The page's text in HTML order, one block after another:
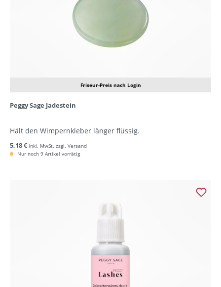
Friseur-Preis nach Login
Peggy Sage Jadestein
Hält den Wimpernkleber länger flüssig.
5,18 € inkl. MwSt. zzgl. Versand
Nur noch 9 Artikel vorrätig